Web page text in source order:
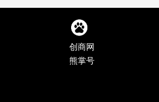
创商网
熊掌号